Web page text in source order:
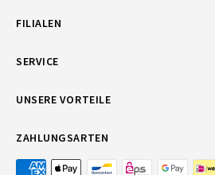
FILIALEN
SERVICE
UNSERE VORTEILE
ZAHLUNGSARTEN